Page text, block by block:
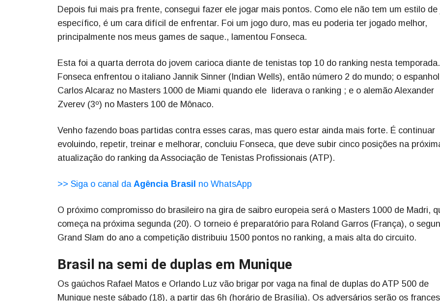
Depois fui mais pra frente, consegui fazer ele jogar mais pontos. Como ele não tem um estilo de
específico, é um cara difícil de enfrentar. Foi um jogo duro, mas eu poderia ter jogado melhor,
principalmente nos meus games de saque., lamentou Fonseca.
Esta foi a quarta derrota do jovem carioca diante de tenistas top 10 do ranking nesta temporada.
Fonseca enfrentou o italiano Jannik Sinner (Indian Wells), então número 2 do mundo; o espanhol
Carlos Alcaraz no Masters 1000 de Miami quando ele liderava o ranking ; e o alemão Alexander
Zverev (3º) no Masters 100 de Mônaco.
Venho fazendo boas partidas contra esses caras, mas quero estar ainda mais forte. É continuar
evoluindo, repetir, treinar e melhorar, concluiu Fonseca, que deve subir cinco posições na
atualização do ranking da Associação de Tenistas Profissionais (ATP).
>> Siga o canal da Agência Brasil no WhatsApp
O próximo compromisso do brasileiro na gira de saibro europeia será o Masters 1000 de Madri,
começa na próxima segunda (20). O torneio é preparatório para Roland Garros (França), o
Grand Slam do ano a competição distribuiu 1500 pontos no ranking, a mais alta do circuito.
Brasil na semi de duplas em Munique
Os gaúchos Rafael Matos e Orlando Luz vão brigar por vaga na final de duplas do ATP 500 de
Munique neste sábado (18), a partir das 6h (horário de Brasília). Os adversários serão os